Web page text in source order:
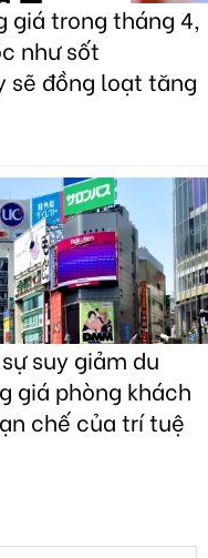
giá trong tháng 4,
như sốt
sẽ đồng loạt tăng
suy giảm du
giá phòng khách
chế của trí tuệ